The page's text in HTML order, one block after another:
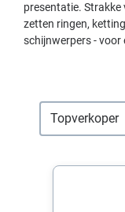
presentatie. Strakke
zetten ringen,
schijnwerpers - voor